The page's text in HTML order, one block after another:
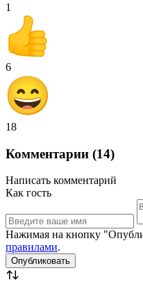
1
6
18
Комментарии (14)
Написать комментарий
Как гость
Нажимая на кнопку
правилами.